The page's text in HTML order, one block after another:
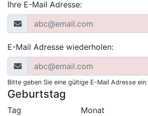
Ihre E-Mail Adresse:
E-Mail Adresse wiederholen:
Bitte geben Sie eine gültige E-Mail Adresse ein.
Geburtstag
Tag Monat